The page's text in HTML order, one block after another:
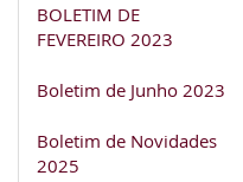
BOLETIM DE
FEVEREIRO 2023
Boletim de Junho 2023
Boletim de Novidades
2025